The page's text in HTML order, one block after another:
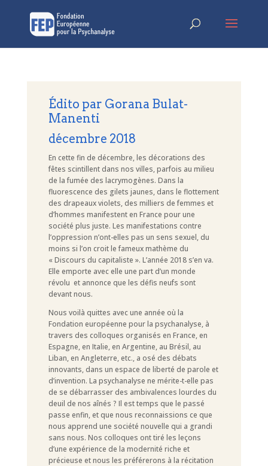
Édito par Gorana Bulat-
Manenti
décembre 2018
En cette fin de décembre, les décorations des
fêtes scintillent dans nos villes, parfois au milieu
de la fumée des lacrymogènes. Dans la
fluorescence des gilets jaunes, dans le flottement
des drapeaux violets, des milliers de femmes et
d’hommes manifestent en France pour une
société plus juste. Les manifestations contre
l’oppression n’ont-elles pas un sens sexuel, du
moins si l’on croit le fameux mathème du
« Discours du capitaliste ». L’année 2018 s’en va.
Elle emporte avec elle une part d’un monde
révolu et annonce que les défis neufs sont
devant nous.
Nous voilà quittes avec une année où la
Fondation européenne pour la psychanalyse, à
travers des colloques organisés en France, en
Espagne, en Italie, en Argentine, au Brésil, au
Liban, en Angleterre, etc., a osé des débats
innovants, dans un espace de liberté de parole et
d’invention. La psychanalyse ne mérite-t-elle pas
de se débarrasser des ambivalences lourdes du
deuil de nos aînés ? Il est temps que le passé
passe enfin, et que nous reconnaissions ce que
nous apprend une société nouvelle qui a grandi
sans nous. Nos colloques ont tiré les leçons
d’une expérience de la modernité riche et
précieuse et nous les préférerons à la récitation